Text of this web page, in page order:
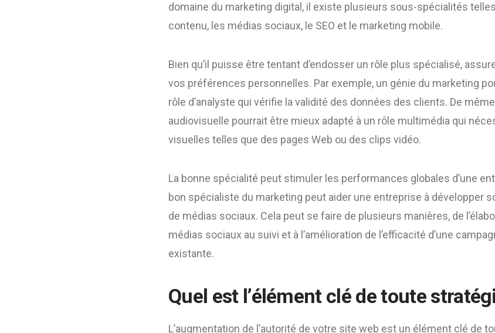
domaine du marketing digital, il existe plusieurs sous-spécialités
contenu, les médias sociaux, le SEO et le marketing mobile.
Bien qu’il puisse être tentant d’endosser un rôle plus spécialisé,
vos préférences personnelles. Par exemple, un génie du marketing
rôle d’analyste qui vérifie la validité des données des clients. De
audiovisuelle pourrait être mieux adapté à un rôle multimédia qui
visuelles telles que des pages Web ou des clips vidéo.
La bonne spécialité peut stimuler les performances globales d’une
bon spécialiste du marketing peut aider une entreprise à développer
de médias sociaux. Cela peut se faire de plusieurs manières, de
médias sociaux au suivi et à l’amélioration de l’efficacité d’une
existante.
Quel est l’élément clé de toute
L’augmentation de l’autorité de votre site web est un élément clé de